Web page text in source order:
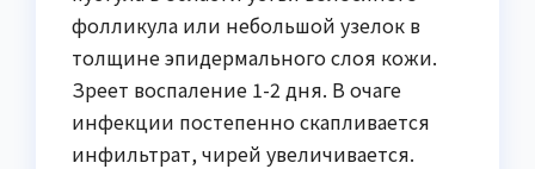
фолликула или небольшой узелок в
толщине эпидермального слоя кожи.
Зреет воспаление 1-2 дня. В очаге
инфекции постепенно скапливается
инфильтрат, чирей увеличивается.